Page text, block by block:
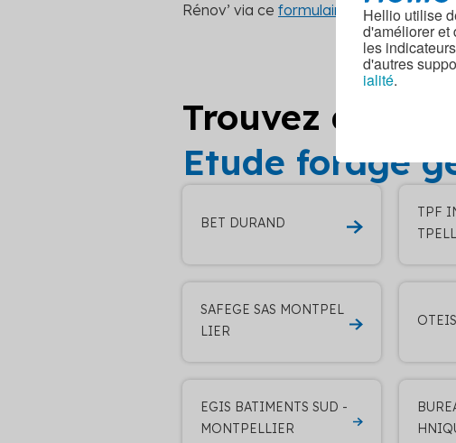
Hellio utilise
d'améliorer et
les
d'autres
ialité.
Rénov’ via ce formulaire de contact.
Trouvez
Etude forage
BET DURAND
TPF
SAFEGE SAS MONTPEL
LIER
EGIS BATIMENTS SUD -
MONTPELLIER